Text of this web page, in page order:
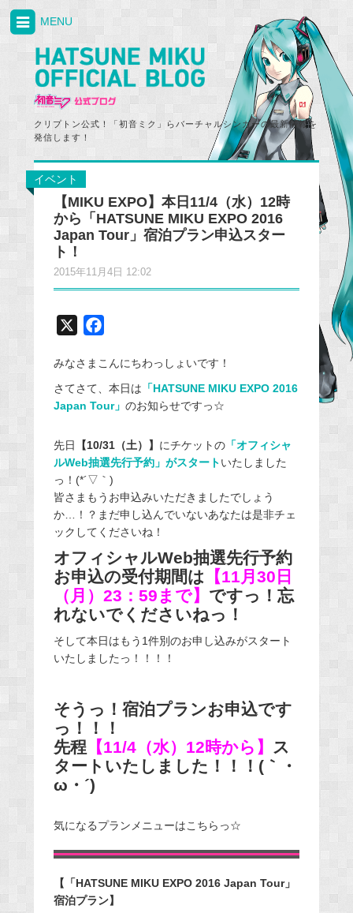
クリプトン公式！「初音ミク」らバーチャルシンガーの最新情報を
発信します！
MENU
イベント
【MIKU EXPO】本日11/4（水）12時
から「HATSUNE MIKU EXPO 2016
Japan Tour」宿泊プラン申込スター
ト！
2015年11月4日 12:02
c
e
b
o
k
みなさまこんにちわっしょいです！
さてさて、本日は 「HATSUNE MIKU EXPO 2016
Japan Tour」 のお知らせですっ☆
先日 【10/31（土）】 にチケットの「オフィシャ
ルWeb抽選先行予約」がスタートいたしました
っ！(*´▽｀)
皆さまもうお申込みいただきましたでしょう
か…！？まだ申し込んでいないあなたは是非チェ
ックしてくださいね！
オフィシャルWeb抽選先行予約
お申込の受付期間は 【11月30日
（月）23：59まで】 ですっ！忘
れないでくださいねっ！
そして本日はもう1件別のお申し込みがスタート
いたしましたっ！！！！
そうっ！宿泊プランお申込です
っ！！！
先程【11/4（水）12時から】
ス
タートいたしました！！！(｀・
ω・´)
気になるプランメニューはこちらっ☆
【「HATSUNE MIKU EXPO 2016 Japan Tour」
宿泊プラン】